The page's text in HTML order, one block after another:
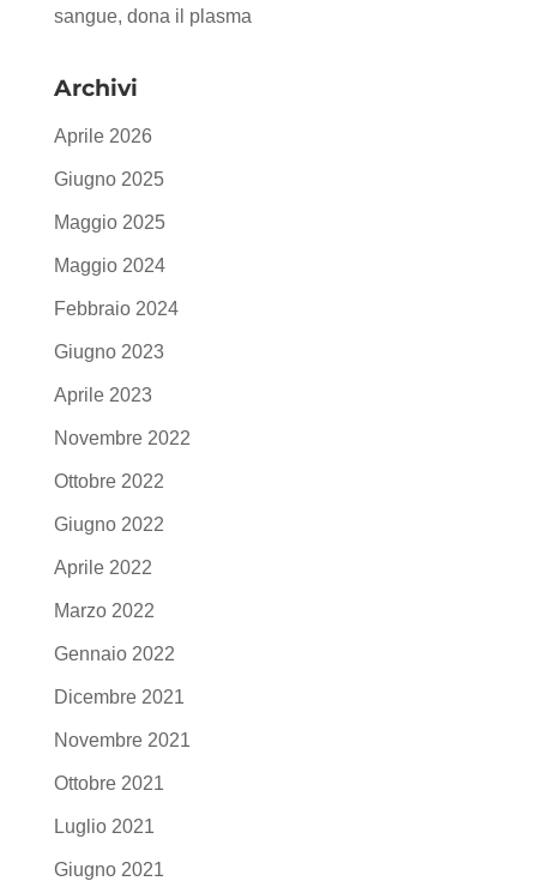
sangue, dona il plasma
Archivi
Aprile 2026
Giugno 2025
Maggio 2025
Maggio 2024
Febbraio 2024
Giugno 2023
Aprile 2023
Novembre 2022
Ottobre 2022
Giugno 2022
Aprile 2022
Marzo 2022
Gennaio 2022
Dicembre 2021
Novembre 2021
Ottobre 2021
Luglio 2021
Giugno 2021